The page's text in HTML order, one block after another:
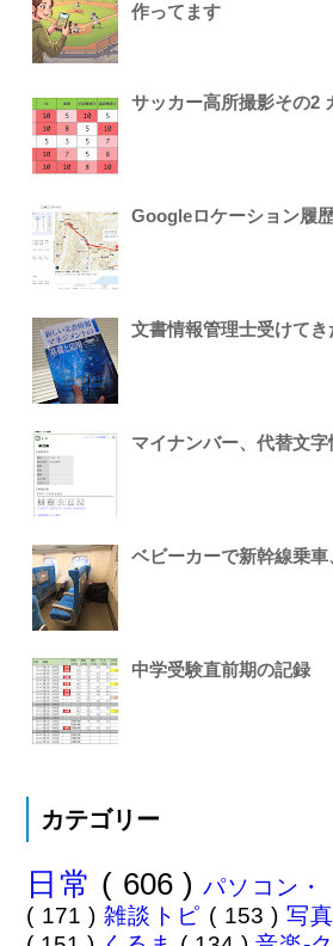
作ってます
サッカー高所撮影その2
Googleロケーション履
文書情報管理士受けてき
マイナンバー、代替文字
ベビーカーで新幹線乗
中学受験直前期の記録
カテゴリー
日常 ( 606 )パソコン・
( 171 ) 雑談トピ ( 153 ) 写